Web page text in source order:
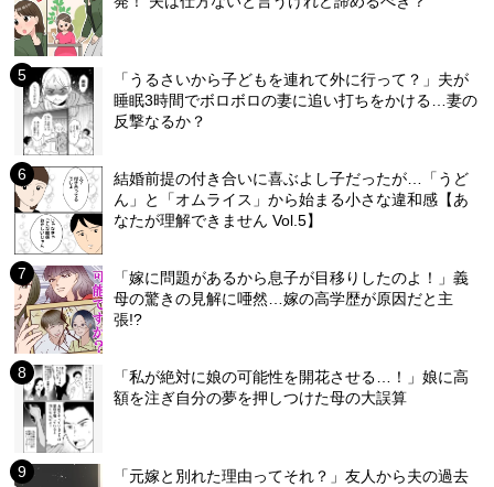
「うるさいから子どもを連れて外に行って？」夫が
睡眠3時間でボロボロの妻に追い打ちをかける…妻の
反撃なるか？
結婚前提の付き合いに喜ぶよし子だったが…「うど
ん」と「オムライス」から始まる小さな違和感【あ
なたが理解できません Vol.5】
「嫁に問題があるから息子が目移りしたのよ！」義
母の驚きの見解に唖然…嫁の高学歴が原因だと主
張!?
「私が絶対に娘の可能性を開花させる…！」娘に高
額を注ぎ自分の夢を押しつけた母の大誤算
「元嫁と別れた理由ってそれ？」友人から夫の過去